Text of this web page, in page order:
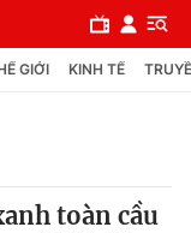
GIỚI KINH TẾ
toàn cầu